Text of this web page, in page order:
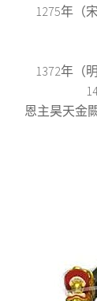
1275年（
1372年（
恩主昊天金